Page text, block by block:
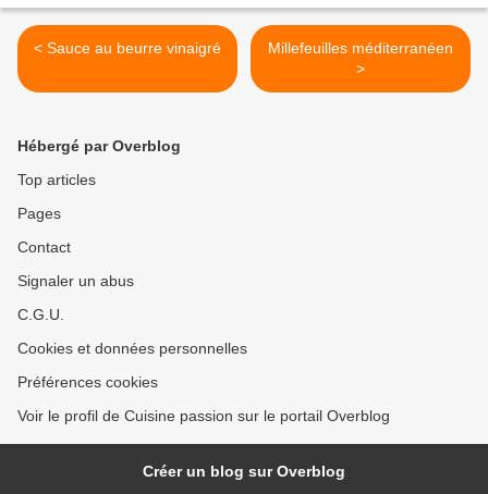
< Sauce au beurre vinaigré
Millefeuilles méditerranéen
>
Hébergé par Overblog
Top articles
Pages
Contact
Signaler un abus
C.G.U.
Cookies et données personnelles
Préférences cookies
Voir le profil de Cuisine passion sur le portail Overblog
Créer un blog sur Overblog